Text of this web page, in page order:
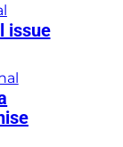
issue